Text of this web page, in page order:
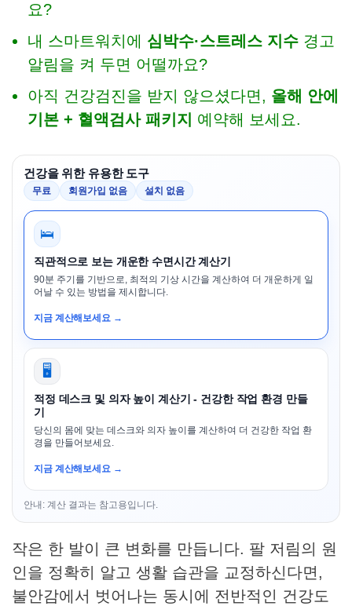
요?
내 스마트워치에 심박수·스트레스 지수 경고
알림을 켜 두면 어떨까요?
아직 건강검진을 받지 않으셨다면, 올해 안에
기본 + 혈액검사 패키지 예약해 보세요.
건강을 위한 유용한 도구
무료 회원가입 없음 설치 없음
🛌
직관적으로 보는 개운한 수면시간 계산기
90분 주기를 기반으로, 최적의 기상 시간을 계산하여 더 개운하게 일
어날 수 있는 방법을 제시합니다.
지금 계산해보세요 →
🖥️
적정 데스크 및 의자 높이 계산기 - 건강한 작업 환경 만들
기
당신의 몸에 맞는 데스크와 의자 높이를 계산하여 더 건강한 작업 환
경을 만들어보세요.
지금 계산해보세요 →
안내: 계산 결과는 참고용입니다.
작은 한 발이 큰 변화를 만듭니다. 팔 저림의 원
인을 정확히 알고 생활 습관을 교정하신다면,
불안감에서 벗어나는 동시에 전반적인 건강도